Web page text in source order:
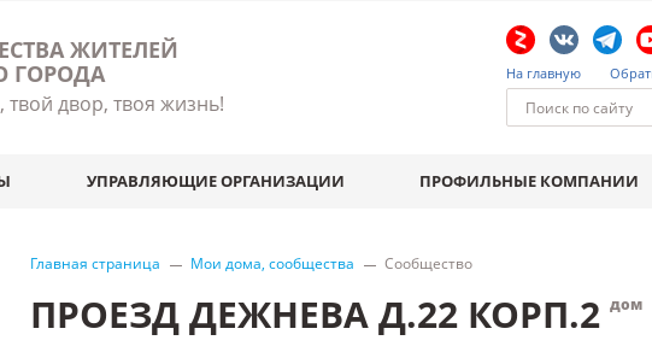
ЖИТЕЛЕЙ
ГОРОДА
твой двор, твоя жизнь!
На главную
УПРАВЛЯЮЩИЕ ОРГАНИЗАЦИИ ПРОФИЛЬНЫЕ КОМПАНИИ
Главная страница Мои дома, сообщества Сообщество
ПРОЕЗД ДЕЖНЕВА Д.22 КОРП.2 дом